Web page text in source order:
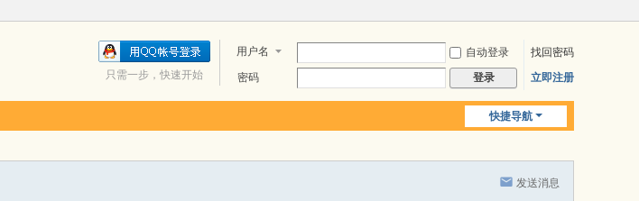
用户名 自动登录
找回密码
密码
登录 立即注册
只需一步，快速开始
快捷导航
发送消息